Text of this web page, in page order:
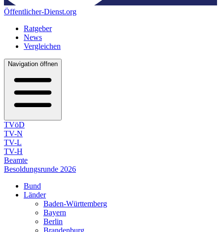
Öffentlicher-Dienst.org
Ratgeber
News
Vergleichen
Navigation öffnen
TVöD
TV-N
TV-L
TV-H
Beamte
Besoldungsrunde 2026
Bund
Länder
Baden-Württemberg
Bayern
Berlin
Brandenburg